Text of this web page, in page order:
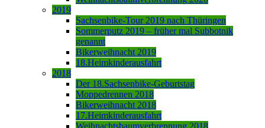
2019
Sachsenbike-Tour 2019 nach Thüringen
Sommerputz 2019 – früher mal Subbotnik
genannt
Bikerweihnacht 2019
18.Heimkinderausfahrt
2018
Der 18.Sachsenbike-Geburtstag
Moppedrennen 2018
Bikerweihnacht 2018
17.Heimkinderausfahrt
Weihnachtsbaumverbrennung 2018